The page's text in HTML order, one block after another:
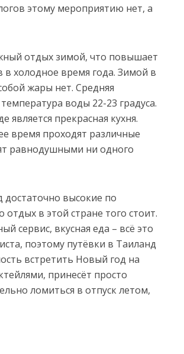
этому мероприятию нет, а
отдых зимой, что повышает
в холодное время года. Зимой в
жары нет. Средняя
воды 22-23 градуса.
прекрасная кухня.
время проходят различные
равнодушными ни одного
высокие по
в этой стране того стоит.
сервис, вкусная еда – всё это
поэтому путёвки в Таиланд
встретить Новый год на
принесёт просто
ломиться в отпуск летом,